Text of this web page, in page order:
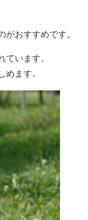
おすすめです。
います。
ます。